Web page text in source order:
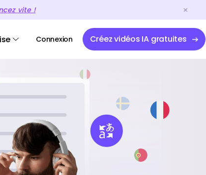
vite !
Connexion Créez vidéos IA gratuites